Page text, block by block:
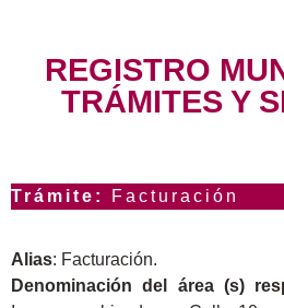
REGISTRO
TRÁMITES Y
Trámite: Facturación
Alias: Facturación.
Denominación del área (s)